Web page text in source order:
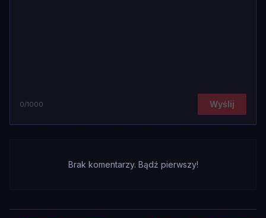
0/1000 Wyślij
Brak komentarzy. Bądź pierwszy!